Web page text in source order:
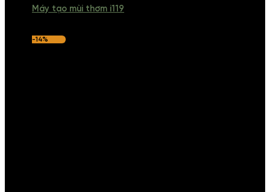
Máy tạo mùi thơm i119
-14%